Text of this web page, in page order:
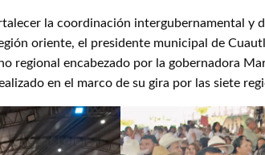
la coordinación intergubernamental y
oriente, el presidente municipal de
regional encabezado por la gobernadora
en el marco de su gira por las siete